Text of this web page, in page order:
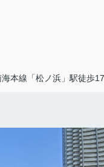
海本線「松ノ浜」駅徒歩